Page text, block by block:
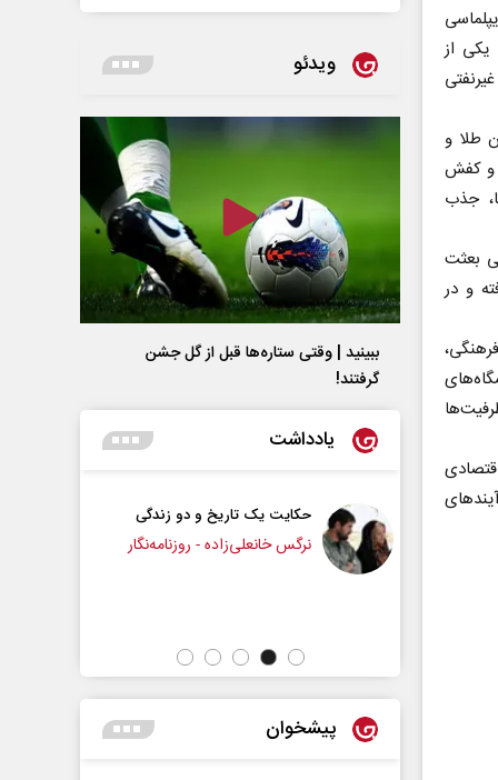
یکی از
طلا و
و کفش
جذب
بعثت
و در
ظرفیت‌ها
ویدئو
ببینید | وقتی ستاره‌ها قبل از گل جشن
گرفتند!
یادداشت
تاریخ و دو زندگی
- روزنامه‌نگار
چرایی عقب‌نشینی ترامپ؟
پیشخوان